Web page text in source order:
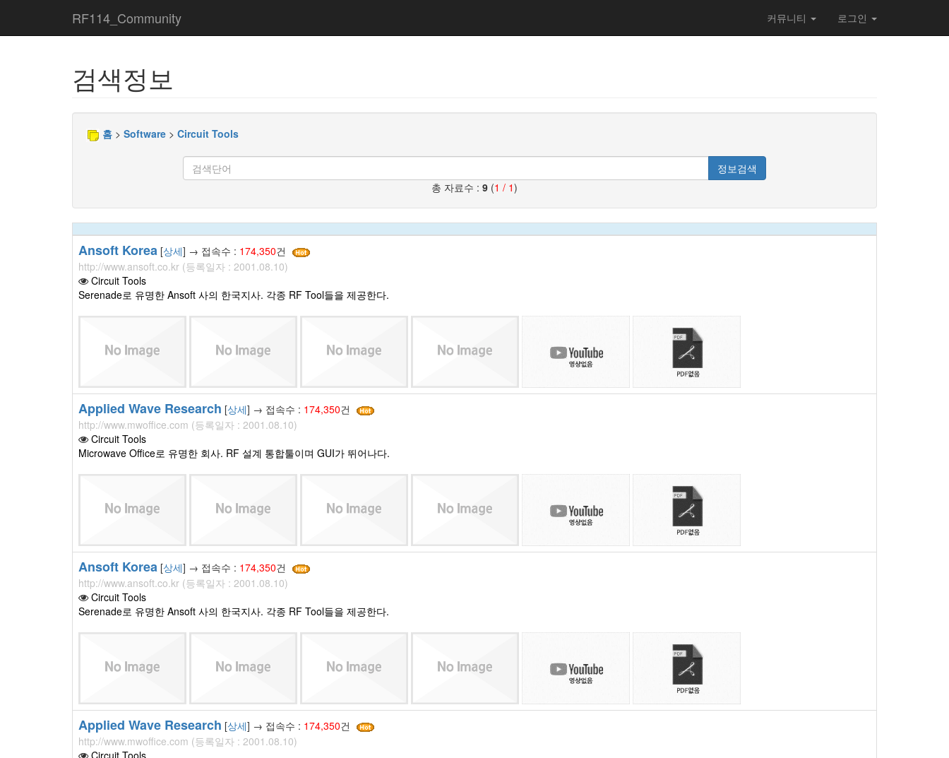
RF114_Community 커뮤니티 로그인
검색정보
홈 > Software > Circuit Tools
정보검색
총 자료수 : 9 (1 / 1)
Ansoft Korea [상세] → 접속수 : 174,350건
http://www.ansoft.co.kr (등록일자 : 2001.08.10)
Circuit Tools
Serenade로 유명한 Ansoft 사의 한국지사. 각종 RF Tool들을 제공한다.
Applied Wave Research [상세] → 접속수 : 174,350건
http://www.mwoffice.com (등록일자 : 2001.08.10)
Circuit Tools
Microwave Office로 유명한 회사. RF 설계 통합툴이며 GUI가 뛰어나다.
Ansoft Korea [상세] → 접속수 : 174,350건
http://www.ansoft.co.kr (등록일자 : 2001.08.10)
Circuit Tools
Serenade로 유명한 Ansoft 사의 한국지사. 각종 RF Tool들을 제공한다.
Applied Wave Research [상세] → 접속수 : 174,350건
http://www.mwoffice.com (등록일자 : 2001.08.10)
Circuit Tools